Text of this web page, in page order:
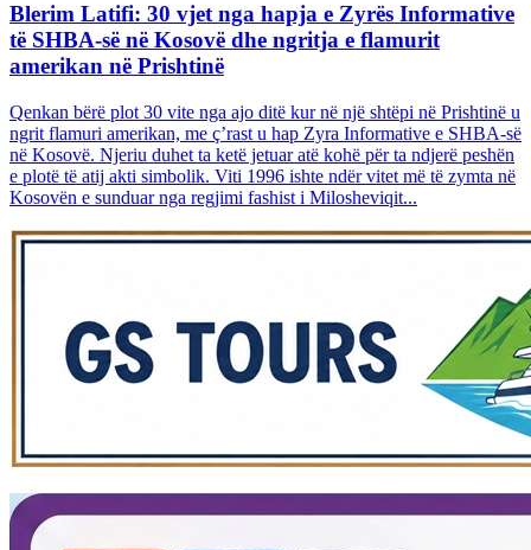
Blerim Latifi: 30 vjet nga hapja e Zyrës Informative
të SHBA-së në Kosovë dhe ngritja e flamurit
amerikan në Prishtinë
Qenkan bërë plot 30 vite nga ajo ditë kur në një shtëpi në Prishtinë u
ngrit flamuri amerikan, me ç’rast u hap Zyra Informative e SHBA-së
në Kosovë. Njeriu duhet ta ketë jetuar atë kohë për ta ndjerë peshën
e plotë të atij akti simbolik. Viti 1996 ishte ndër vitet më të zymta në
Kosovën e sunduar nga regjimi fashist i Milosheviqit...